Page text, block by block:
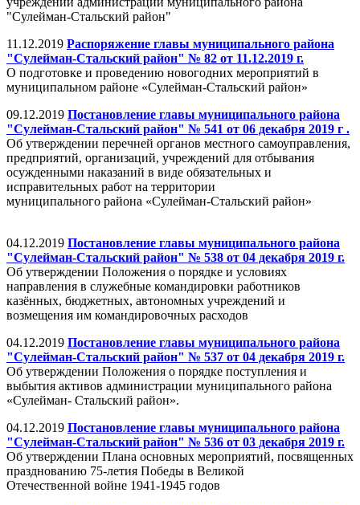
"Сулейман-Стальский район"
11.12.2019 Распоряжение главы муниципального района
"Сулейман-Стальский район" № 82 от 11.12.2019 г.
О подготовке и проведению новогодних мероприятий в
муниципальном районе «Сулейман-Стальский район»
09.12.2019 Постановление главы муниципального района
"Сулейман-Стальский район" № 541 от 06 декабря 2019 г .
Об утверждении перечней органов местного самоуправления,
предприятий, организаций, учреждений для отбывания
осужденными наказаний в виде обязательных и
исправительных работ на территории
муниципального района «Сулейман-Стальский район»
04.12.2019 Постановление главы муниципального района
"Сулейман-Стальский район" № 538 от 04 декабря 2019 г.
Об утверждении Положения о порядке и условиях
направления в служебные командировки работников
казённых, бюджетных, автономных учреждений и
возмещения им командировочных расходов
04.12.2019 Постановление главы муниципального района
"Сулейман-Стальский район" № 537 от 04 декабря 2019 г.
Об утверждении Положения о порядке поступления и
выбытия активов администрации муниципального района
«Сулейман- Стальский район».
04.12.2019 Постановление главы муниципального района
"Сулейман-Стальский район" № 536 от 03 декабря 2019 г.
Об утверждении Плана основных мероприятий, посвященных
празднованию 75-летия Победы в Великой
Отечественной войне 1941-1945 годов